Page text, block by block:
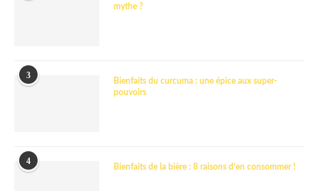
mythe ?
3
Bienfaits du curcuma : une épice aux super-
pouvoirs
4
Bienfaits de la bière : 8 raisons d’en consommer !